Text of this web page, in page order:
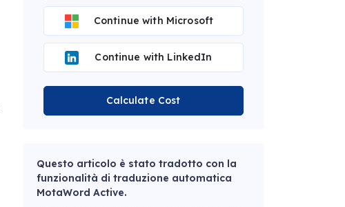
Continue with Microsoft
Continue with LinkedIn
Calculate Cost
Questo articolo è stato tradotto con la
funzionalità di traduzione automatica
MotaWord Active.